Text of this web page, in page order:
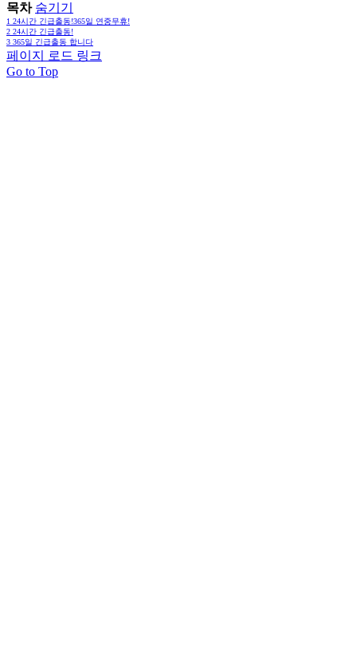
목차 숨기기
1 24시간 긴급출동!365일 연중무휴!
2 24시간 긴급출동!
3 365일 긴급출동 합니다
페이지 로드 링크
Go to Top